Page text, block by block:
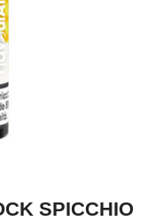
SPICCHIO